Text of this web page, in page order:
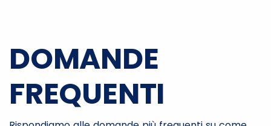
DOMANDE
FREQUENTI